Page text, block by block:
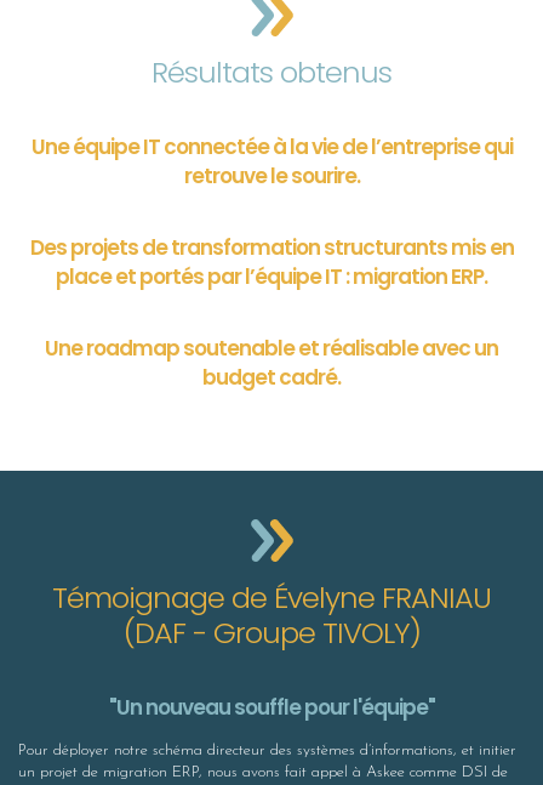
Résultats obtenus
Une équipe IT connectée à la vie de l’entreprise qui
retrouve le sourire.
Des projets de transformation structurants mis en
place et portés par l’équipe IT : migration ERP.
Une roadmap soutenable et réalisable avec un
budget cadré.
Témoignage de Évelyne FRANIAU
(DAF - Groupe TIVOLY)
"Un nouveau souffle pour l'équipe"
Pour déployer notre schéma directeur des systèmes d’informations, et initier
un projet de migration ERP, nous avons fait appel à Askee comme DSI de